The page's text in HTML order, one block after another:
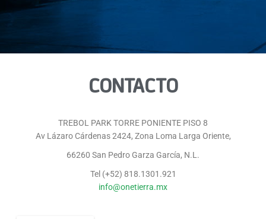
CONTACTO
TREBOL PARK TORRE PONIENTE PISO 8
Av Lázaro Cárdenas 2424, Zona Loma Larga Oriente,
66260 San Pedro Garza García, N.L.
Tel (+52) 818.1301.921
info@onetierra.mx